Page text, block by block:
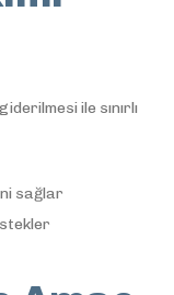
ile sınırlı
sağlar